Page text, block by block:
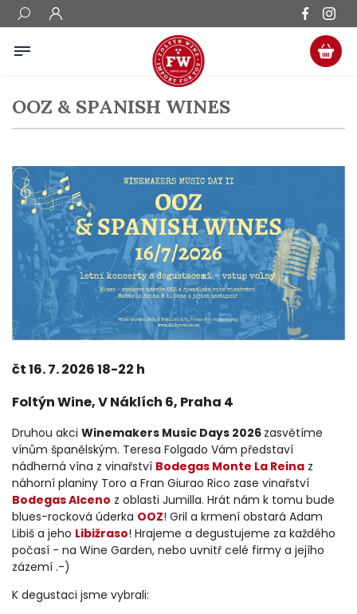
OOZ & SPANISH WINES
čt 16. 7. 2026 18-22 h
Foltýn Wine, V Náklích 6, Praha 4
Druhou akci Winemakers Music Days 2026 zasvětíme
vínům španělským. Teresa Folgado Vám představí
nádherná vína z vinařství Bodegas Monte La Reina z
náhorní planiny Toro a Fran Giurao Rico zase vinařství
Bodegas Alceno z oblasti Jumilla. Hrát nám k tomu bude
blues-rocková úderka OOZ! Gril a krmení obstará Adam
Libiš a jeho Libižraso! Hrajeme a degustujeme za každého
počasí - na Wine Garden, nebo uvnitř celé firmy a jejího
zázemí .-)
K degustaci jsme vybrali: